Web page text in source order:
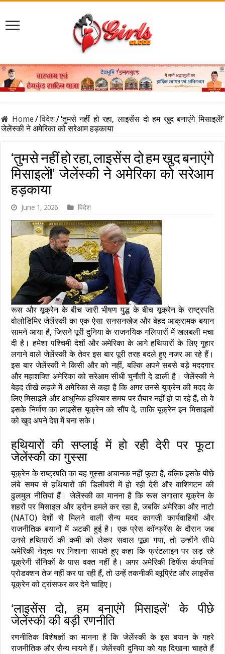
Home/विदेश/‘तुमसे नहीं हो रहा, लाइसेंस दो हम खुद बनाएंगे मिसाइलें!’
जेलेंस्की ने अमेरिका को सरेआम हड़काया
‘तुमसे नहीं हो रहा, लाइसेंस दो हम खुद बनाएंगे
मिसाइलें!’ जेलेंस्की ने अमेरिका को सरेआम
हड़काया
June 1, 2026 विदेश
रूस और यूक्रेन के बीच जारी भीषण युद्ध के बीच यूक्रेन के राष्ट्रपति
वोलोडिमिर जेलेंस्की का एक ऐसा सनसनखेज और बेहद आक्रामक बयान
सामने आया है, जिसने पूरी दुनिया के राजनयिक गलियारों में खलबली मचा
दी है। हमेशा पश्चिमी देशों और अमेरिका के आगे हथियारों के लिए गुहार
लगाने वाले जेलेंस्की के तेवर इस बार पूरी तरह बदले हुए नजर आ रहे हैं।
इस बार जेलेंस्की ने किसी और को नहीं, बल्कि अपने सबसे बड़े मददगार
और महाशक्ति अमेरिका को सरेआम सीधी चुनौती दे डाली है। जेलेंस्की ने
बेहद तीखे लहजे में अमेरिका से कहा है कि अगर उनसे यूक्रेन की मदद के
लिए मिसाइलें और आधुनिक हथियार समय पर तैयार नहीं हो पा रहे हैं, तो वे
इसके निर्माण का लाइसेंस यूक्रेन को सौंप दें, ताकि यूक्रेन इन मिसाइलों
को खुद अपने देश में बना सके।
हथियारों की सप्लाई में हो रही देरी पर फूटा
जेलेंस्की का गुस्सा
यूक्रेन के राष्ट्रपति का यह गुस्सा अचानक नहीं फूटा है, बल्कि इसके पीछे
लंबे समय से हथियारों की डिलीवरी में हो रही देरी और वाशिंगटन की
ढुलमुल नीतियां हैं। जेलेंस्की का मानना है कि रूस लगातार यूक्रेन के
शहरों पर मिसाइल और ड्रोन हमले कर रहा है, जबकि अमेरिका और नाटो
(NATO) देशों से मिलने वाली सैन्य मदद कागजी कार्यवाहियों और
राजनीतिक बयानों में अटकी हुई है। एक प्रेस कॉन्फ्रेंस के दौरान जब
उनसे हथियारों की कमी को लेकर सवाल पूछा गया, तो उन्होंने सीधे
अमेरिकी नेतृत्व पर निशाना साधते हुए कहा कि फ्रंटलाइन पर लड़ रहे
यूक्रेनी सैनिकों के पास वक्त नहीं है। अगर अमेरिकी डिफेंस कंपनियां
प्रोडक्शन तेज नहीं कर पा रही हैं, तो उन्हें तकनीकी ब्लूप्रिंट और लाइसेंस
यूक्रेन को ट्रांसफर कर देने चाहिए।
‘लाइसेंस दो, हम बनाएंगे मिसाइलें’ के पीछे
जेलेंस्की की बड़ी रणनीति
रणनीतिक विशेषज्ञों का मानना है कि जेलेंस्की के इस बयान के गहरे
राजनीतिक और सैन्य मायने हैं। जेलेंस्की दुनिया को यह दिखाना चाहते हैं